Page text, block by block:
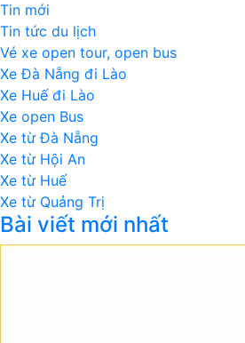
Tin mới
Tin tức du lịch
Vé xe open tour, open bus
Xe Đà Nẵng đi Lào
Xe Huế đi Lào
Xe open Bus
Xe từ Đà Nẵng
Xe từ Hội An
Xe từ Huế
Xe từ Quảng Trị
Bài viết mới nhất